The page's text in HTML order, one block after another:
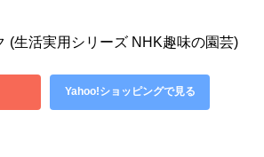
(生活実用シリーズ NHK趣味の園芸)
Yahoo!ショッピングで見る